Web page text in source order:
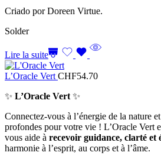
Criado por Doreen Virtue.
Solder
Lire la suite
L’Oracle Vert CHF54.70
✨ L’Oracle Vert ✨
Connectez-vous à l’énergie de la nature
profondes pour votre vie ! L’Oracle Vert
vous aide à recevoir guidance, clarté et
harmonie à l’esprit, au corps et à l’âme.